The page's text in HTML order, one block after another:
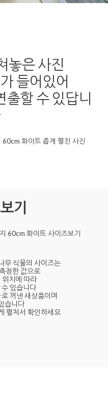
놓은 사진
들어있어
출할 수 있답니
기
무 식물의 사이즈는
정한 값으로
위치에 따라
있습니다
꺼낸 새상품이며
습니다
펼쳐서 확인하세요